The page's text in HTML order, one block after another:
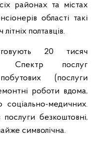
районах та містах
області такі
полтавців.
20 тисяч
Спектр послуг
(послуги
роботи вдома,
медичних.
послуги безкоштовні,
символічна.